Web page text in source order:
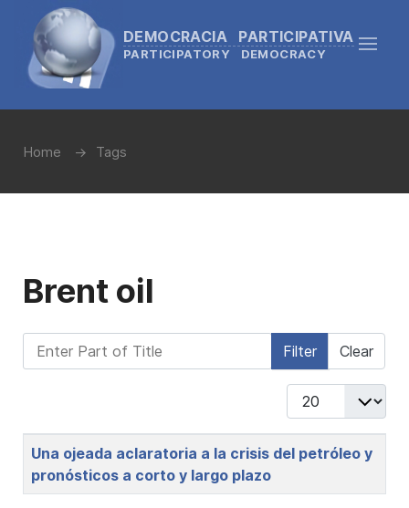
DEMOCRACIA PARTICIPATIVA
PARTICIPATORY DEMOCRACY
Home Tags
Brent oil
Enter Part of Title Filter Clear
Display #
Title
Una ojeada aclaratoria a la crisis del petróleo y
pronósticos a corto y largo plazo